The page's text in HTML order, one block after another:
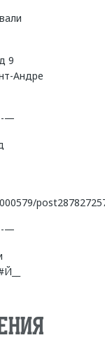
9
Андре
—
—